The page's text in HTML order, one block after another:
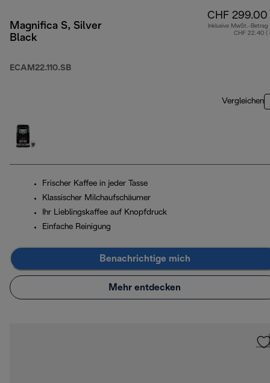
Magnifica S, Silver
Black
ECAM22.110.SB
CHF 299.00
Inklusive MwSt.-Betrag
CHF 22.40 (
Vergleichen
Frischer Kaffee in jeder Tasse
Klassischer Milchaufschäumer
Ihr Lieblingskaffee auf Knopfdruck
Einfache Reinigung
Benachrichtige mich
Mehr entdecken